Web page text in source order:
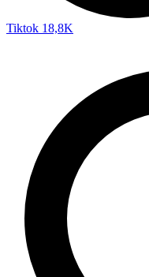
Tiktok 18,8K